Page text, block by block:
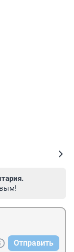
Отправить